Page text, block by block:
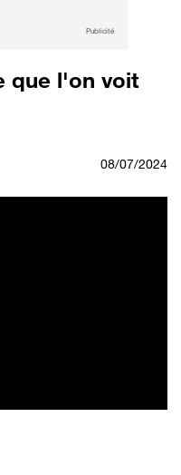
Publicité
que l'on voit
08/07/2024